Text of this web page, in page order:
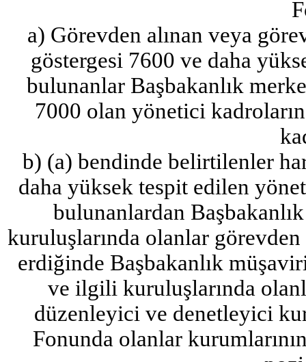
a) Görevden alınan veya
göstergesi 7600 ve daha
bulunanlar Başbakanlık
7000 olan yönetici
b) (a) bendinde belirtilenler
daha yüksek tespit edilen
bulunanlardan
kuruluşlarında olanlar görevden
erdiğinde Başbakanlık
ve ilgili kuruluşlarında
düzenleyici ve denetleyici
Fonunda olanlar